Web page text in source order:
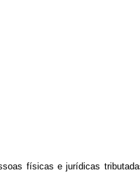
físicas e jurídicas